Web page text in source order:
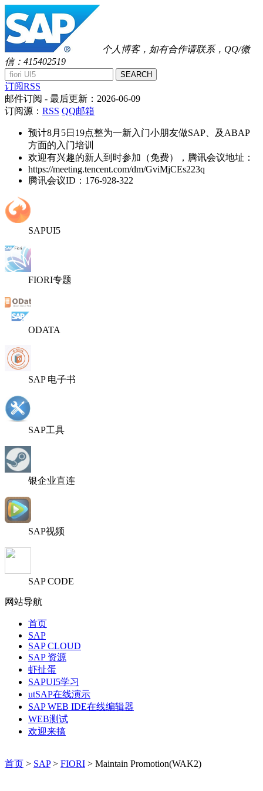
个人博客，如有合作请联系，QQ/微
信：415402519
SEARCH
订阅RSS
邮件订阅 - 最后更新： 2026-06-09
订阅源： RSS QQ邮箱
预计8月5日19点整为一新入门小朋友做SAP、及ABAP
方面的入门培训
欢迎有兴趣的新人到时参加（免费），腾讯会议地址：
https://meeting.tencent.com/dm/GviMjCEs223q
腾讯会议ID：176-928-322
SAPUI5
FIORI专题
ODATA
SAP 电子书
SAP工具
银企业直连
SAP视频
SAP CODE
网站导航
首页
SAP
SAP CLOUD
SAP 资源
虾扯蛋
SAPUI5学习
utSAP在线演示
SAP WEB IDE在线编辑器
WEB测试
欢迎来搞
首页 > SAP> FIORI > Maintain Promotion(WAK2)